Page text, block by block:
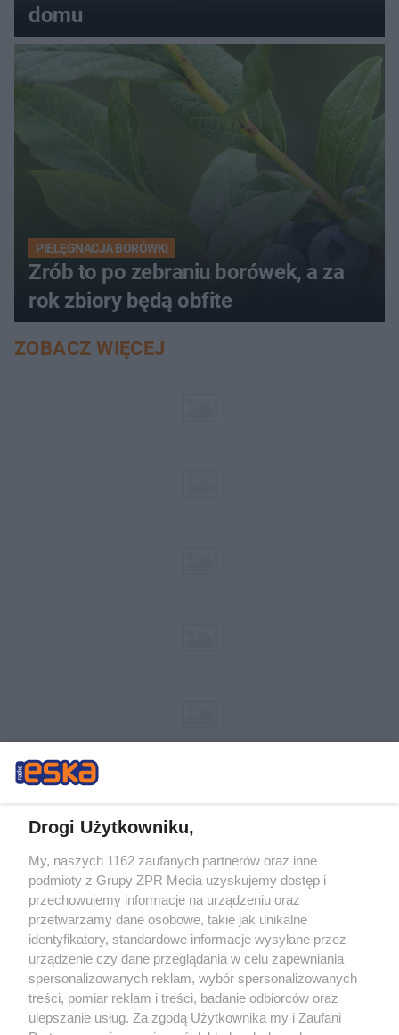
domu
PIELĘGNACJA BORÓWKI
Zrób to po zebraniu borówek, a za
rok zbiory będą obfite
ZOBACZ WIĘCEJ
Żaden utwór zamieszczony w serwisie nie może być powielany i
rozpowszechniany lub dalej rozpowszechniany w jakikolwiek sposób (w
tym także elektroniczny lub mechaniczny) na jakimkolwiek polu
eksploatacji w jakiejkolwiek formie, włącznie z umieszczaniem w Internecie
bez pisemnej zgody właściciela praw. Jakiekolwiek użycie lub
wykorzystanie utworów w całości lub w części z naruszeniem prawa, tzn.
bez właściwej zgody, jest zabronione pod groźbą kary i może być ścigane
prawnie.
Drogi Użytkowniku,
My, naszych 1162 zaufanych partnerów oraz inne
podmioty z Grupy ZPR Media uzyskujemy dostęp i
przechowujemy informacje na urządzeniu oraz
przetwarzamy dane osobowe, takie jak unikalne
identyfikatory, standardowe informacje wysyłane przez
urządzenie czy dane przeglądania w celu zapewniania
spersonalizowanych reklam, wybór spersonalizowanych
treści, pomiar reklam i treści, badanie odbiorców oraz
ulepszanie usług. Za zgodą Użytkownika my i Zaufani